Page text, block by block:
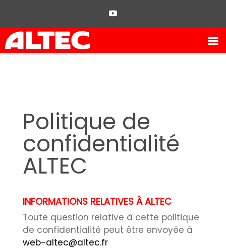
Politique de
confidentialité
ALTEC
INFORMATIONS RELATIVES À ALTEC
Toute question relative à cette politique
de confidentialité peut être envoyée à
web-altec@altec.fr